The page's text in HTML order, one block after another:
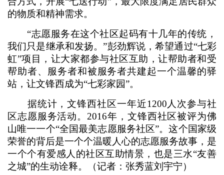
的物质和精神需求。
“志愿服务在这个社区起码有十几年的传统，
我们只是继承和发扬。”彭劲辉说，希望通过“七彩
虹”项目，让大家都参与社区互助，让帮助者和受
帮助者、服务者和被服务者共建起一个温馨的驿
站，让文锋西成为“七彩家园”。
据统计，文锋西社区一年近1200人次参与社
区志愿服务活动。2016年，文锋西社区被评为佛
山唯一一个“全国最美志愿服务社区”。这个国家级
荣誉的背后是一个个温暖人心的志愿服务故事，是
一个个有爱感人的社区互助情景，也是三水“友善
之城”的生动诠释。（记者：张秀蓝刘宇宁）